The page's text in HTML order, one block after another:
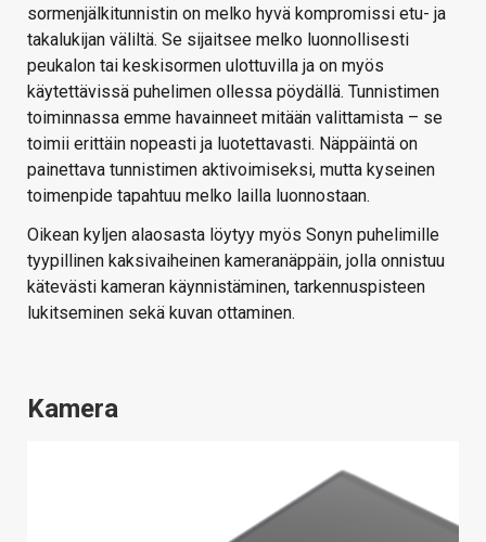
sormenjälkitunnistin on melko hyvä kompromissi etu- ja
takalukijan väliltä. Se sijaitsee melko luonnollisesti
peukalon tai keskisormen ulottuvilla ja on myös
käytettävissä puhelimen ollessa pöydällä. Tunnistimen
toiminnassa emme havainneet mitään valittamista – se
toimii erittäin nopeasti ja luotettavasti. Näppäintä on
painettava tunnistimen aktivoimiseksi, mutta kyseinen
toimenpide tapahtuu melko lailla luonnostaan.
Oikean kyljen alaosasta löytyy myös Sonyn puhelimille
tyypillinen kaksivaiheinen kameranäppäin, jolla onnistuu
kätevästi kameran käynnistäminen, tarkennuspisteen
lukitseminen sekä kuvan ottaminen.
Kamera